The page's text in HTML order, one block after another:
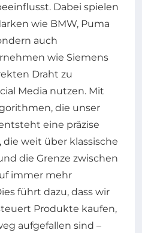
Dabei spielen
wie BMW, Puma
auch
wie Siemens
Draht zu
Media nutzen. Mit
die unser
eine präzise
weit über klassische
die Grenze zwischen
immer mehr
führt dazu, dass wir
Produkte kaufen,
aufgefallen sind –